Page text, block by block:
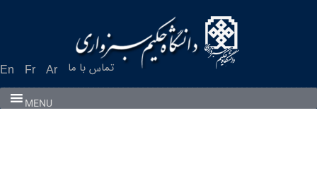
En Fr Ar تماس با ما
MENU